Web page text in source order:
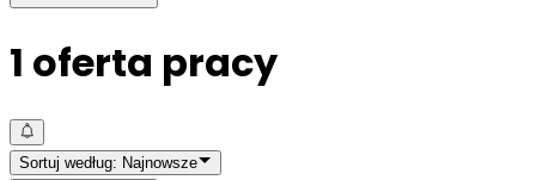
1 oferta pracy
Sortuj według: Najnowsze